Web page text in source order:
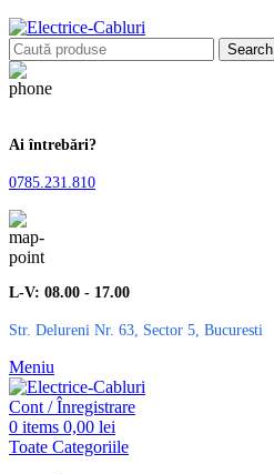
Search
Ai întrebări?
0785.231.810
L-V: 08.00 - 17.00
Str. Delureni Nr. 63, Sector 5, Bucuresti
Meniu
Cont / Înregistrare
0 items 0,00 lei
Toate Categoriile